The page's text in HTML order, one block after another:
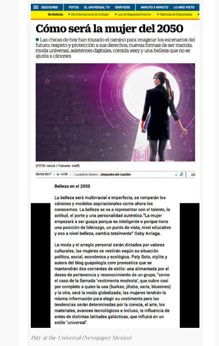
Paty at the Universal (Newspaper Mexico)